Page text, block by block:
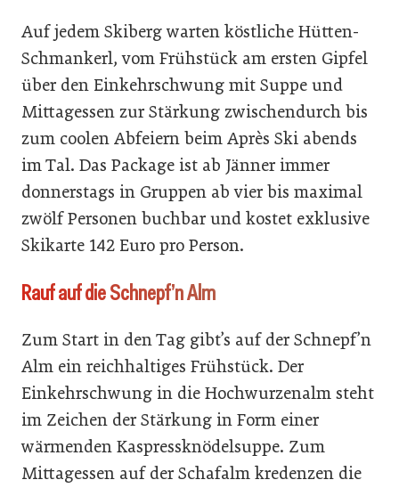
Auf jedem Skiberg warten köstliche Hütten-
Schmankerl, vom Frühstück am ersten Gipfel
über den Einkehrschwung mit Suppe und
Mittagessen zur Stärkung zwischendurch bis
zum coolen Abfeiern beim Après Ski abends
im Tal. Das Package ist ab Jänner immer
donnerstags in Gruppen ab vier bis maximal
zwölf Personen buchbar und kostet exklusive
Skikarte 142 Euro pro Person.
Rauf auf die Schnepf’n Alm
Zum Start in den Tag gibt’s auf der Schnepf’n
Alm ein reichhaltiges Frühstück. Der
Einkehrschwung in die Hochwurzenalm steht
im Zeichen der Stärkung in Form einer
wärmenden Kaspressknödelsuppe. Zum
Mittagessen auf der Schafalm kredenzen die